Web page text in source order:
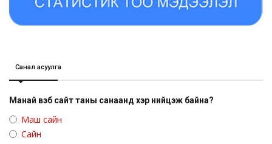
Санал асуулга
Манай вэб сайт таны санаанд хэр нийцэж байна?
Маш сайн
Сайн